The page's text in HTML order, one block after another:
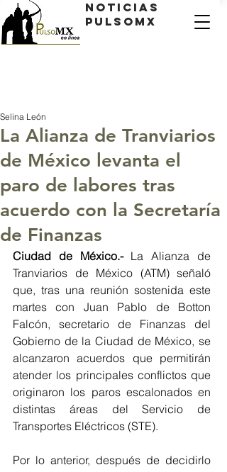
Noticias
PulsoMX
La Alianza de Tranviarios
de México levanta el
paro de labores tras
acuerdo con la Secretaría
de Finanzas
Selina León
Ciudad de México.- La Alianza de
Tranviarios de México (ATM) señaló
que, tras una reunión sostenida este
martes con Juan Pablo de Botton
Falcón, secretario de Finanzas del
Gobierno de la Ciudad de México, se
alcanzaron acuerdos que permitirán
atender los principales conflictos que
originaron los paros escalonados en
distintas áreas del Servicio de
Transportes Eléctricos (STE).
Por lo anterior, después de decidirlo